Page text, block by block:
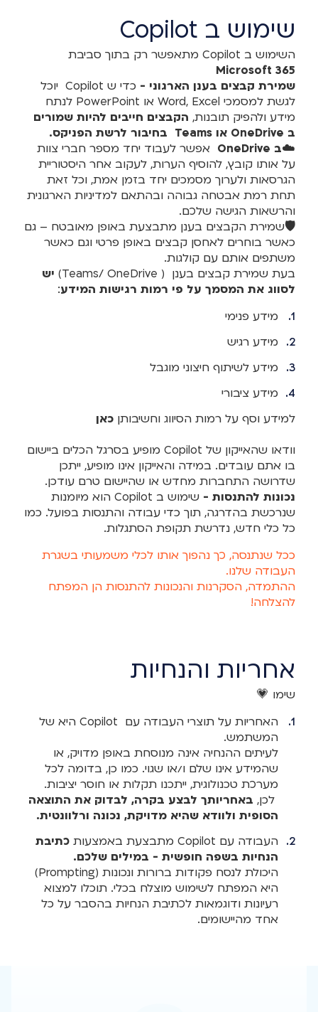
שימוש ב Copilot
השימוש ב Copilot מתאפשר רק בתוך סביבת
Microsoft 365
שמירת קבצים בענן הארגוני -
כדי ש Copilot יוכל
לגשת למסמכי Word, Excel או PowerPoint לנתח
מידע ולהפיק תובנות, הקבצים חייבים להיות שמורים
ב OneDrive או Teams בחיבור לרשת הפניקס.
☁️ב OneDrive
אפשר לעבוד יחד מספר חברי צוות
על אותו קובץ, להוסיף הערות, לעקוב אחר היסטוריית
הגרסאות ולערוך מסמכים יחד בזמן אמת, וכל זאת
תחת רמת אבטחה גבוהה ובהתאם למדיניות הארגונית
והרשאות הגישה שלכם.
🛡️שמירת הקבצים בענן מתבצעת באופן מאובטח – גם
כאשר בוחרים לאחסן קבצים באופן פרטי וגם כאשר
משתפים אותם עם קולגות.
בעת שמירת קבצים בענן ( Teams/ OneDrive)
יש
לסווג את המסמך על פי רמות רגישות המידע:
מידע פנימי
מידע רגיש
מידע לשיתוף חיצוני מוגבל
מידע ציבורי
למידע וסף על רמות הסיווג וחשיבותן כאן
וודאו שהאייקון של Copilot מופיע בסרגל הכלים ביישום
בו אתם עובדים. במידה והאייקון אינו מופיע, ייתכן
שדרושה התחברות מחדש או שהיישום טרם עודכן.
נכונות להתנסות -
שימוש ב Copilot הוא מיומנות
שנרכשת בהדרגה, תוך כדי עבודה והתנסות בפועל. כמו
כל כלי חדש, נדרשת תקופת הסתגלות.
ככל שנתנסה, כך נהפוך אותו לכלי משמעותי בשגרת
העבודה שלנו.
ההתמדה, הסקרנות והנכונות להתנסות הן המפתח
להצלחה!
אחריות והנחיות
שימו 💗
האחריות על תוצרי העבודה עם Copilot היא של
המשתמש.
לעיתים ההנחיה אינה מנוסחת באופן מדויק, או
שהמידע אינו שלם ו/או שגוי. כמו כן, בדומה לכל
מערכת טכנולוגית, ייתכנו תקלות או חוסר יציבות.
לכן, באחריותך לבצע בקרה, לבדוק את התוצאה
הסופית ולוודא שהיא מדויקת, נכונה ורלוונטית.
העבודה עם Copilot מתבצעת באמצעות
כתיבת
הנחיות בשפה חופשית - במילים שלכם.
היכולת לנסח פקודות ברורות ונכונות (Prompting)
היא המפתח לשימוש מוצלח בכלי. תוכלו למצוא
רעיונות ודוגמאות לכתיבת הנחיות בהסבר על כל
אחד מהיישומים.